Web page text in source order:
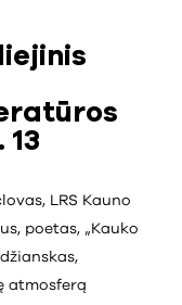
13
LRS Kauno
poetas, „Kauko
atmosferą